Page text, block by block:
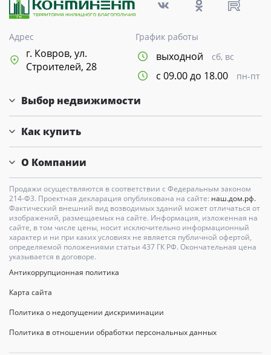
Адрес
г. Ковров, ул.
Строителей, 28
График работы
выходной сб, вс
с 09.00 до 18.00 пн-пт
Выбор недвижимости
Как купить
О Компании
Продажи осуществляются в соответствии с Федеральным законом
214-Ф3. Проектная декларация опубликована на сайте: наш.дом.рф.
Фактический внешний вид возводимых зданий может отличаться от
изображений, размещаемых на сайте. Информация, изложенная на
сайте, в том числе цены, носит исключительно информационный
характер и ни при каких условиях не является публичной офертой,
определяемой положениями статьи 437 ГК РФ. Окончательная цена
указывается в договоре.
Антикоррупционная политика
Карта сайта
Политика о недопущении дискриминации
Политика в отношении обработки персональных данных